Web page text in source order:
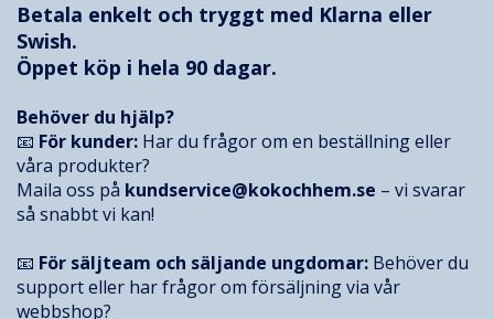
Betala enkelt och tryggt med Klarna eller
Swish.
Öppet köp i hela 90 dagar.
Behöver du hjälp?
📧 För kunder: Har du frågor om en beställning eller
våra produkter?
Maila oss på kundservice@kokochhem.se – vi svarar
så snabbt vi kan!
📧 För säljteam och säljande ungdomar: Behöver du
support eller har frågor om försäljning via vår
webbshop?